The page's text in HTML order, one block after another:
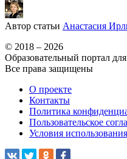
Автор статьи Анастасия
© 2018 – 2026
Образовательный портал
Все права защищены
О проекте
Контакты
Политика
Пользовательское
Условия